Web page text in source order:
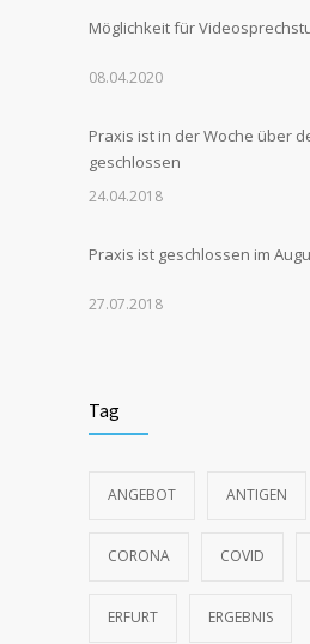
Möglichkeit für
08.04.2020
Praxis ist in der Woche über
geschlossen
24.04.2018
Praxis ist geschlossen im
27.07.2018
18.09.2018
2018
Tag
ANGEBOT ANTIGEN
CORONA COVID
ERFURT ERGEBNIS